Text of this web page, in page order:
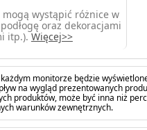
wystąpić różnice w
oraz dekoracjami
itp.). Więcej>>
monitorze będzie
na wygląd prezentowanych
produktów, może być inna niż
warunków zewnętrznych.